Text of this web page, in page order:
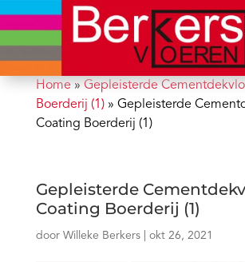
Home» Gepleisterde
Boerderij (1)» Gepleisterde
Coating Boerderij (1)
Gepleisterde
Coating Boerderij (1)
door Willeke Berkers| okt 26, 2021